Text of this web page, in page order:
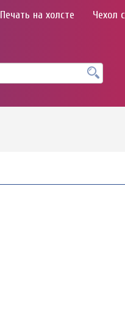
Печать на холсте Чехол